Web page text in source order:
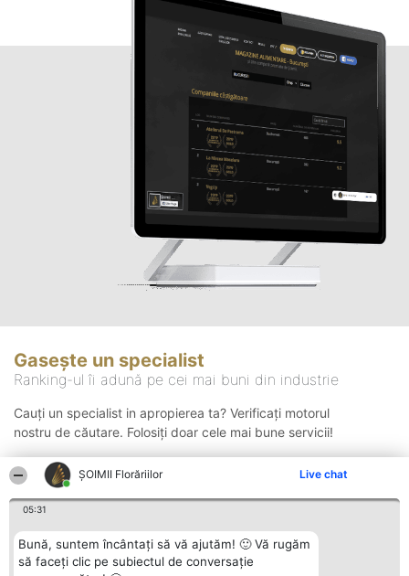
ȘOIMII Florăriilor Live chat
05:31
Bună, suntem încântați să vă ajutăm! 🙂 Vă rugăm
să faceți clic pe subiectul de conversație
Gasește un specialist
Ranking-ul îi adună pe cei mai buni din industrie
Cauți un specialist in apropierea ta? Verificați motorul
nostru de căutare. Folosiți doar cele mai bune servicii!